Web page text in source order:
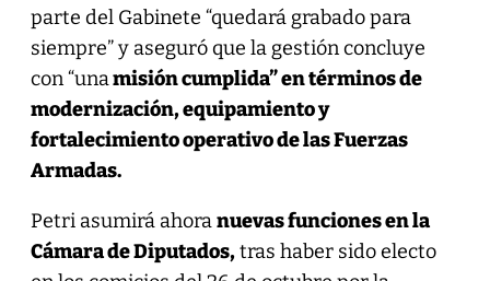
parte del Gabinete “quedará grabado para
siempre” y aseguró que la gestión concluye
con “unamisión cumplida” en términos de
modernización, equipamiento y
fortalecimiento operativo de las Fuerzas
Armadas.
Petri asumirá ahoranuevas funciones en la
Cámara de Diputados,tras haber sido electo